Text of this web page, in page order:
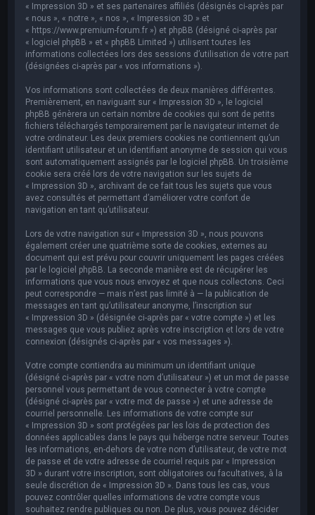
« Impression 3D » et ses partenaires affiliés (désignés ci-après par
« nous », « notre », « nos », « Impression 3D » et
« https://www.premium-forum.fr ») et phpBB (désigné ci-après par
« logiciel phpBB » et « phpBB Limited ») utilisent toutes les
informations collectées lors des sessions d’utilisation de votre part
(désignées ci-après par « vos informations »).
Vos informations sont collectées de deux manières différentes.
Premièrement, en naviguant sur « Impression 3D », le logiciel
phpBB génèrera un certain nombre de cookies qui sont de petits
fichiers téléchargés temporairement par le navigateur internet de
votre ordinateur. Les deux premiers cookies ne contiennent qu’un
identifiant utilisateur et un identifiant anonyme de session qui vous
sont automatiquement assignés par le logiciel phpBB. Un troisième
cookie sera créé lors de votre navigation sur les sujets de
« Impression 3D », archivant de ce fait tous les sujets que vous
avez consultés et permettant d’améliorer votre confort de
navigation en tant qu’utilisateur.
Lors de votre navigation sur « Impression 3D », nous pouvons
également créer une quatrième sorte de cookies, externes au
document qui est prévu pour couvrir uniquement les pages créées
par le logiciel phpBB. La seconde manière est de récupérer les
informations que vous nous envoyez et que nous collectons. Ceci
peut correspondre — mais n’est pas limité à — la publication de
messages en tant qu’utilisateur anonyme, l’inscription sur
« Impression 3D » (désignée ci-après par « votre compte ») et les
messages que vous publiez après votre inscription et lors de votre
connexion (désignés ci-après par « vos messages »).
Votre compte contiendra au minimum un identifiant unique
(désigné ci-après par « votre nom d’utilisateur ») et un mot de passe
personnel vous permettant de vous connecter à votre compte
(désigné ci-après par « votre mot de passe ») et une adresse de
courriel personnelle. Les informations de votre compte sur
« Impression 3D » sont protégées par les lois de protection des
données applicables dans le pays qui héberge notre serveur. Toutes
les informations, en-dehors de votre nom d’utilisateur, de votre mot
de passe et de votre adresse de courriel requis par « Impression
3D » durant votre inscription, sont obligatoires ou facultatives, à la
seule discrétion de « Impression 3D ». Dans tous les cas, vous
pouvez contrôler quelles informations de votre compte vous
souhaitez rendre publiques ou non. De plus, vous pouvez décider